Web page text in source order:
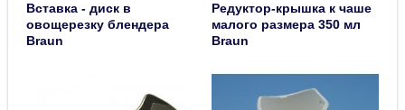
Вставка - диск в
овощерезку блендера
Braun
Редуктор-крышка к чаше
малого размера 350 мл
Braun